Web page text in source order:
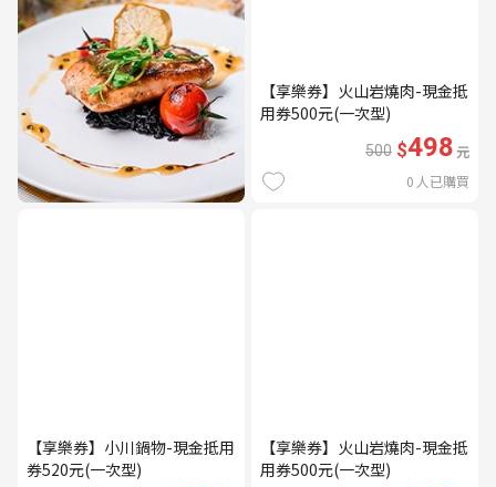
【享樂券】火山岩燒肉-現金抵
用券500元(一次型)
500 $498元
0 人已購買
【享樂券】小川鍋物-現金抵用
券520元(一次型)
【享樂券】火山岩燒肉-現金抵
用券500元(一次型)